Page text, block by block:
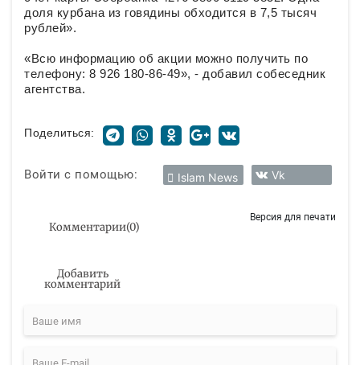
доля курбана из говядины обходится в 7,5 тысяч
рублей».
«Всю информацию об акции можно получить по
телефону: 8 926 180-86-49», - добавил собеседник
агентства.
Поделиться:
Войти с помощью: Islam News Vk
Комментарии(0)
Версия для печати
Добавить
комментарий